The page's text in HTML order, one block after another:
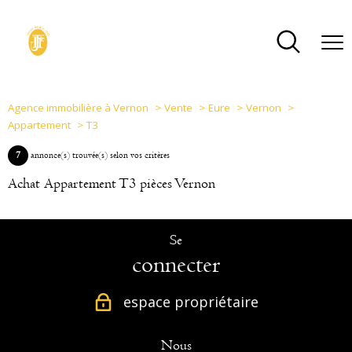
Agence immobilière à Vernon Vente Eure
Vernon
Appartement
T3
7 annonce(s) trouvée(s) selon vos critères
Achat Appartement T3 pièces Vernon
Se
connecter
espace propriétaire
Nous